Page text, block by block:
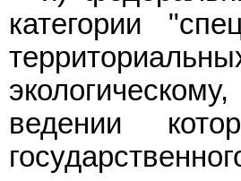
категории
ведении